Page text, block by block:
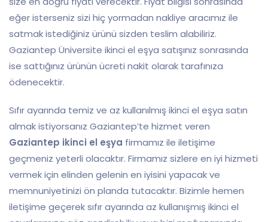
eğer isterseniz sizi hiç yormadan nakliye aracımız ile
satmak istediğiniz ürünü sizden teslim alabiliriz.
Gaziantep Üniversite ikinci el eşya satışınız sonrasında
ise sattığınız ürünün ücreti nakit olarak tarafınıza
ödenecektir.
Sıfır ayarında temiz ve az kullanılmış ikinci el eşya satın
almak istiyorsanız Gaziantep’te hizmet veren
Gaziantep ikinci el eşya firmamız ile iletişime
geçmeniz yeterli olacaktır. Firmamız sizlere en iyi hizmeti
vermek için elinden gelenin en iyisini yapacak ve
memnuniyetinizi ön planda tutacaktır. Bizimle hemen
iletişime geçerek sıfır ayarında az kullanışmış ikinci el